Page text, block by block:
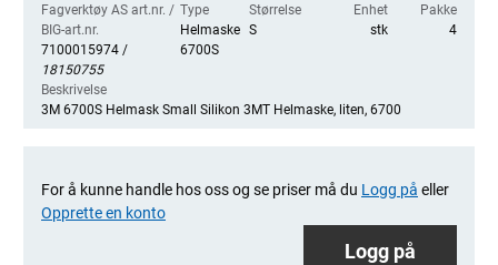
Fagverktøy AS art.nr. /
BIG-art.nr.
7100015974 /
18150755
Type
Helmaske
6700S
Størrelse
S
Enhet
stk
Pakke
4
Beskrivelse
3M 6700S Helmask Small Silikon 3MT Helmaske, liten, 6700
For å kunne handle hos oss og se priser må du Logg på eller
Opprette en konto
Logg på